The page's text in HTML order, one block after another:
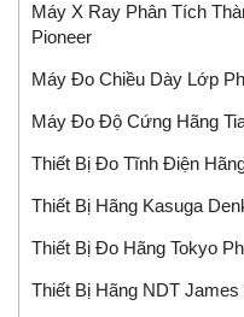
Máy X Ray Phân Tích
Pioneer
Máy Đo Chiều Dày Lớp
Máy Đo Độ Cứng Hãng
Thiết Bị Đo Tĩnh Điện
Thiết Bị Hãng Kasuga
Thiết Bị Đo Hãng Tokyo
Thiết Bị Hãng NDT